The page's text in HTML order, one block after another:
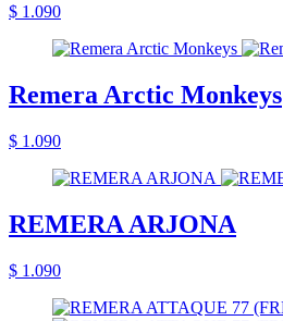
$ 1.090
Remera Arctic Monkeys
$ 1.090
REMERA ARJONA
$ 1.090